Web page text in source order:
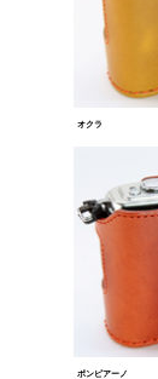
オクラ
ポンピアーノ